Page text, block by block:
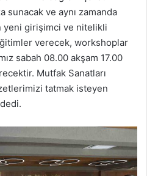
sunacak ve aynı zamanda
girişimci ve nitelikli
verecek, workshoplar
sabah 08.00 akşam 17.00
Mutfak Sanatları
tatmak isteyen